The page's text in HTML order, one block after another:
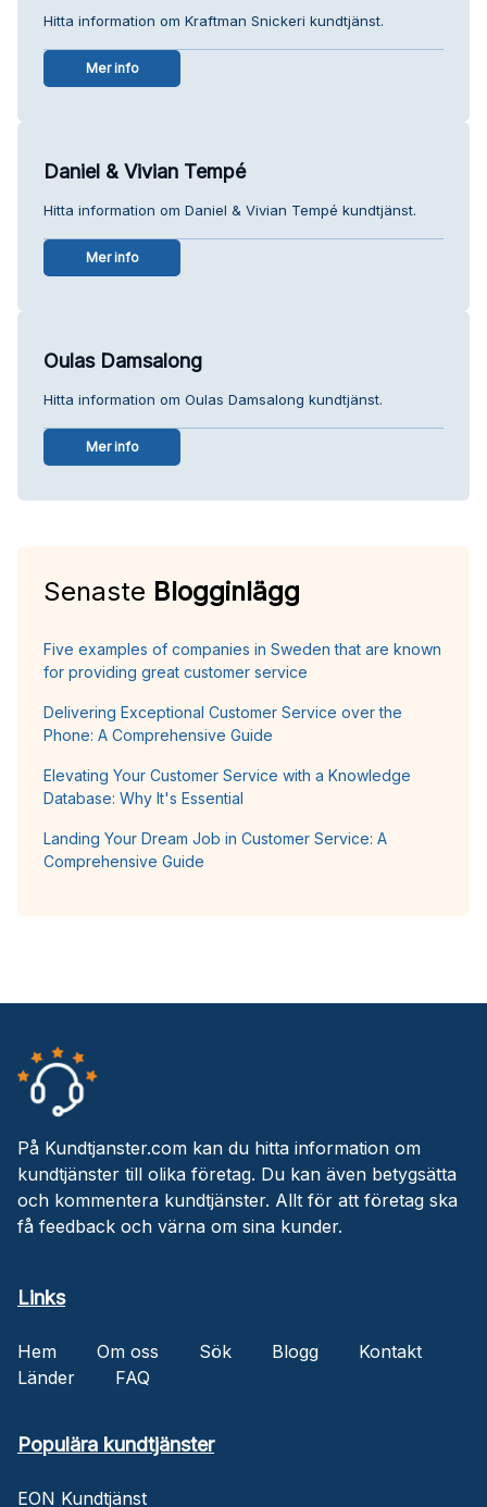
Hitta information om Kraftman Snickeri kundtjänst.
Mer info
Daniel & Vivian Tempé
Hitta information om Daniel & Vivian Tempé kundtjänst.
Mer info
Oulas Damsalong
Hitta information om Oulas Damsalong kundtjänst.
Mer info
Senaste Blogginlägg
Five examples of companies in Sweden that are known
for providing great customer service
Delivering Exceptional Customer Service over the
Phone: A Comprehensive Guide
Elevating Your Customer Service with a Knowledge
Database: Why It's Essential
Landing Your Dream Job in Customer Service: A
Comprehensive Guide
På Kundtjanster.com kan du hitta information om
kundtjänster till olika företag. Du kan även betygsätta
och kommentera kundtjänster. Allt för att företag ska
få feedback och värna om sina kunder.
Links
Hem Om oss Sök Blogg
Kontakt
Länder
FAQ
Populära kundtjänster
EON Kundtjänst